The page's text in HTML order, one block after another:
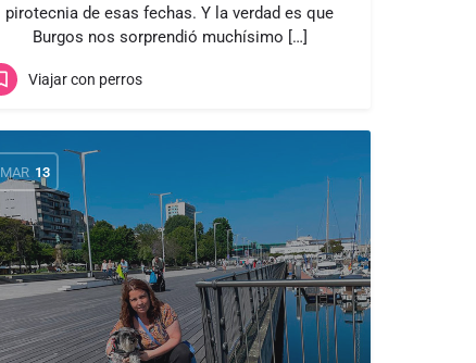
pirotecnia de esas fechas. Y la verdad es que
Burgos nos sorprendió muchísimo […]
Viajar con perros
MAR 13